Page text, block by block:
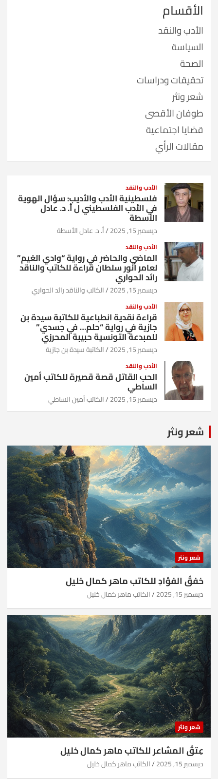
الأقسام
الأدب والنقد
السياسة
الصحة
تحقيقات ودراسات
شعر ونثر
طوفان الأقصى
قضايا اجتماعية
مقالات الرأي
الأدب والنقد
فلسطينية الأدب والأديب: سؤال الهوية
في الأدب الفلسطيني ل أ. د. عادل
الأسطة
ديسمبر 15, 2025 أ. د. عادل الأسطة
الأدب والنقد
الماضي والحاضر في رواية “وادي الغيم”
لعامر أنور سلطان قراءة للكاتب والناقد
رائد الحواري
ديسمبر 15, 2025 الكاتب والناقد رائد الحواري
الأدب والنقد
قراءة نقدية انطباعية للكاتبة سيدة بن
جازية في رواية “حلم… في جسدي”
للمبدعة التونسية حبيبة المحرزي
ديسمبر 15, 2025 الكاتبة سيدة بن جازية
الأدب والنقد
الحب القاتل قصة قصيرة للكاتب أمين
الساطي
ديسمبر 15, 2025 الكاتب أمين الساطي
شعر ونثر
شعر ونثر
خفقُ الفؤادِ للكاتب ماهر كمال خليل
ديسمبر 15, 2025 الكاتب ماهر كمال خليل
شعر ونثر
عِتقُ المشاعر للكاتب ماهر كمال خليل
ديسمبر 15, 2025 الكاتب ماهر كمال خليل